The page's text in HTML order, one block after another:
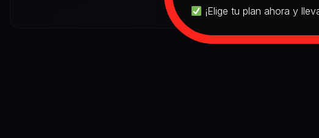
¡Elige tu plan ahora y